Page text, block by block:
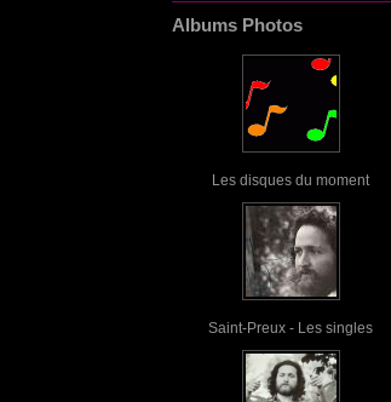
Albums Photos
Les disques du moment
Saint-Preux - Les singles